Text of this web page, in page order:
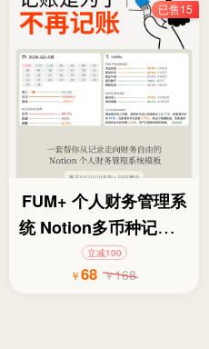
已售15
FUM+ 个人财务管理系
统 Notion多币种记账模
板
立减100
￥68 ￥168